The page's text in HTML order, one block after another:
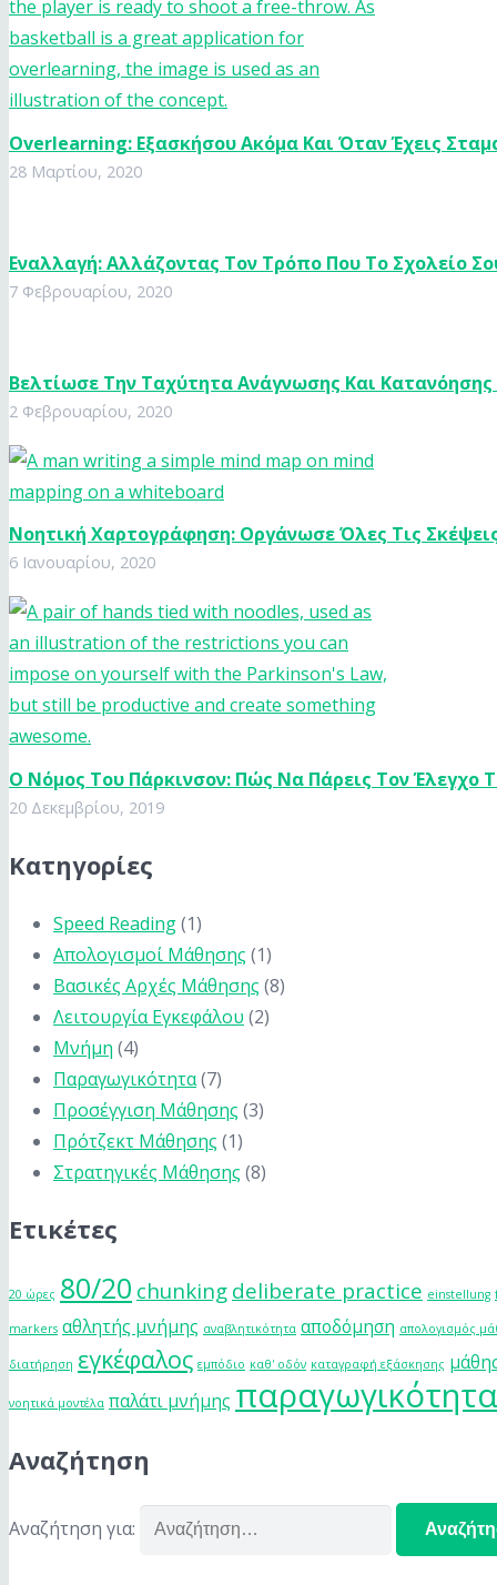
Overlearning: Εξασκήσου Ακόμα Και Όταν Έχεις
28 Μαρτίου, 2020
Εναλλαγή: Αλλάζοντας Τον Τρόπο Που Το Σχολείο
7 Φεβρουαρίου, 2020
Βελτίωσε Την Ταχύτητα Ανάγνωσης Και
2 Φεβρουαρίου, 2020
Νοητική Χαρτογράφηση: Οργάνωσε Όλες Τις
6 Ιανουαρίου, 2020
Ο Nόμος Του Πάρκινσον: Πώς Να Πάρεις Τον Έλεγχο
20 Δεκεμβρίου, 2019
Κατηγορίες
Speed Reading(1)
Απολογισμοί Μάθησης (1)
Βασικές Αρχές Μάθησης (8)
Λειτουργία Εγκεφάλου (2)
Μνήμη (4)
Παραγωγικότητα(7)
Προσέγγιση Μάθησης (3)
Πρότζεκτ Μάθησης (1)
Στρατηγικές Μάθησης (8)
Ετικέτες
20 ώρες 80/20 chunking deliberate practice einstellung
markers αθλητής μνήμης αναβλητικότητα αποδόμηση απολογισμός
διατήρηση εγκέφαλος εμπόδιο καθ' οδόν καταγραφή εξάσκησης
νοητικά μοντέλα παλάτι μνήμης παραγωγικότητα
Αναζήτηση
Αναζήτηση για: